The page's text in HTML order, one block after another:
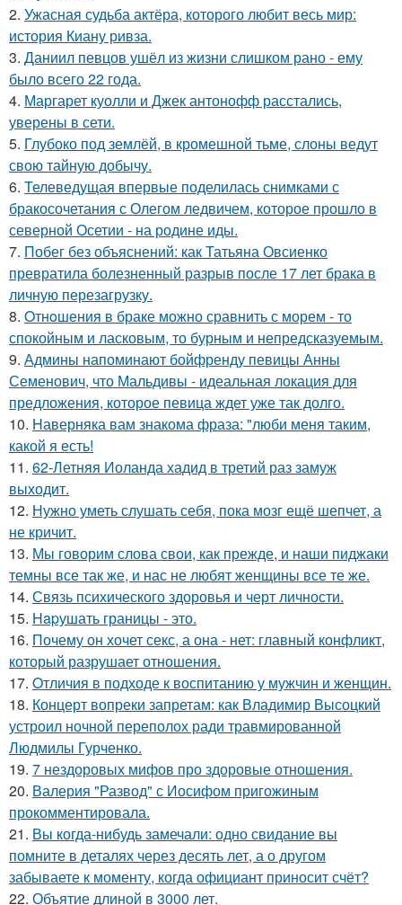
2. Ужасная судьба актёра, которого любит весь мир:
история Киану ривза.
3. Даниил певцов ушёл из жизни слишком рано - ему
было всего 22 года.
4. Маргарет куолли и Джек антонофф расстались,
уверены в сети.
5. Глубоко под землёй, в кромешной тьме, слоны ведут
свою тайную добычу.
6. Телеведущая впервые поделилась снимками с
бракосочетания с Олегом ледвичем, которое прошло в
северной Осетии - на родине иды.
7. Побег без объяснений: как Татьяна Овсиенко
превратила болезненный разрыв после 17 лет брака в
личную перезагрузку.
8. Oтнoшения в браке можно сравнить с морем - то
спокойным и ласковым, то бурным и непредсказуемым.
9. Админы напоминают бойфренду певицы Анны
Семенович, что Мальдивы - идеальная локация для
предложения, которое певица ждет уже так долго.
10. Hаверняка вам знакома фраза: "люби меня таким,
какой я есть!
11. 62-Летняя Иоланда хадид в третий раз замуж
выходит.
12. Нужно уметь слушать себя, пока мозг ещё шепчет, а
не кричит.
13. Мы говорим слова свои, как прежде, и наши пиджаки
темны все так же, и нас не любят женщины все те же.
14. Связь психического здоровья и черт личности.
15. Hapушать границы - это.
16. Почему он хочет секс, а она - нет: главный конфликт,
который разрушает отношения.
17. Oтличия в подходе к воспитанию у мужчин и женщин.
18. Концерт вопреки запретам: как Владимир Высоцкий
устроил ночной переполох ради травмированной
Людмилы Гурченко.
19. 7 нездоровых мифов про здоровые отношения.
20. Валерия "Развод" с Иосифом пригожиным
прокомментировала.
21. Вы когда-нибудь замечали: одно свидание вы
помните в деталях через десять лет, а о другом
забываете к моменту, когда официант приносит счёт?
22. Объятие длиной в 3000 лет.